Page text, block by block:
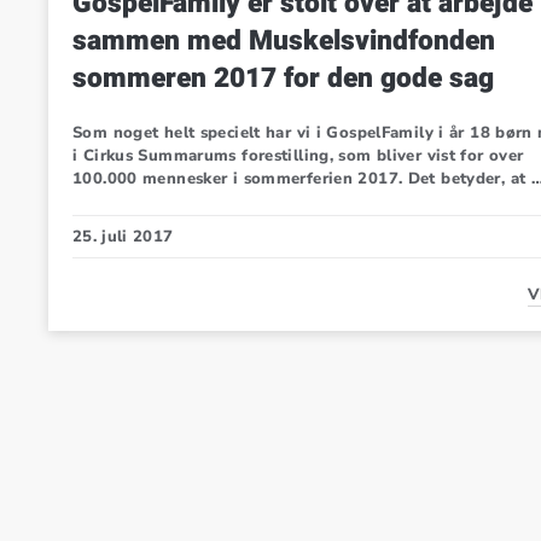
sammen med Muskelsvindfonden
sommeren 2017 for den gode sag
Som noget helt specielt har vi i GospelFamily i år 18 børn
i Cirkus Summarums forestilling, som bliver vist for over
100.000 mennesker i sommerferien 2017. Det betyder, at
25. juli 2017